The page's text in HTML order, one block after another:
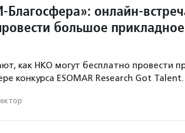
онлайн-
большое прикладное
как НКО могут бесплатно провести
конкурса ESOMAR Research Got Talent.